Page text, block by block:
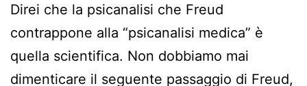
Direi che la psicanalisi che Freud
contrappone alla “psicanalisi medica” è
quella scientifica. Non dobbiamo mai
dimenticare il seguente passaggio di Freud,